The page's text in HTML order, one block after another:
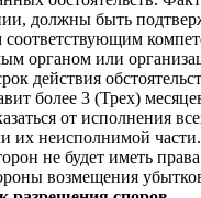
должны быть
органом или
действия
более 3 (Трех)
от исполнения
их неисполнимой
не будет иметь
возмещения